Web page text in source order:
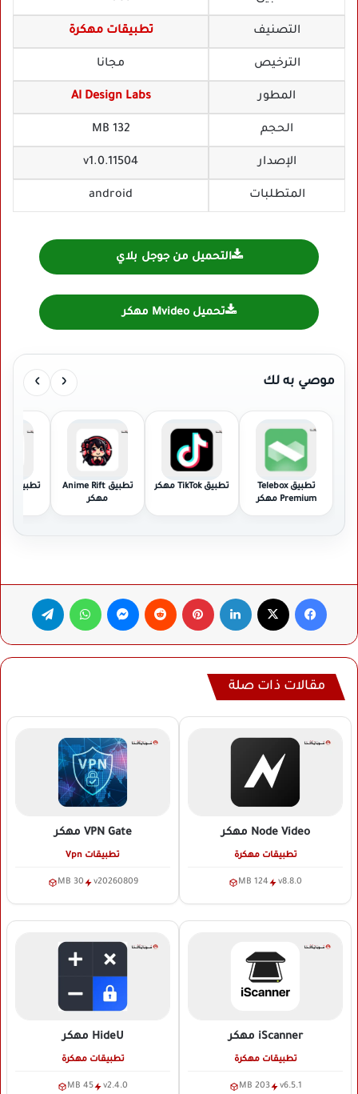
التصنيف تطبيقات مهكرة
الترخيص مجانا
المطور AI Design Labs
الحجم 132 MB
الإصدار v1.0.11504
المتطلبات android
التحميل من جوجل بلاي
تحميل Mvideo مهكر
موصي به لك ‹
›
تطبيق Telebox
Premium مهكر
تطبيق TikTok مهكر
تطبيق Anime Rift
مهكر
فيسبوك لينكدإن بينتيريست ماسنجر واتساب
مقالات ذات صلة
Node Video مهكر
تطبيقات مهكرة
v8.8.0
124 MB
VPN Gate مهكر
تطبيقات Vpn
v20260809
30 MB
iScanner مهكر
تطبيقات مهكرة
v6.5.1
203 MB
HideU مهكر
تطبيقات مهكرة
v2.4.0
45 MB